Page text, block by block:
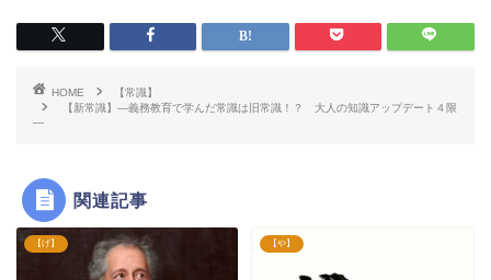
HOME
【常識】
【新常識】―義務教育で学んだ常識は旧常識！？ 大人の知識アップデート４限
―
関連記事
【げ】 【や】